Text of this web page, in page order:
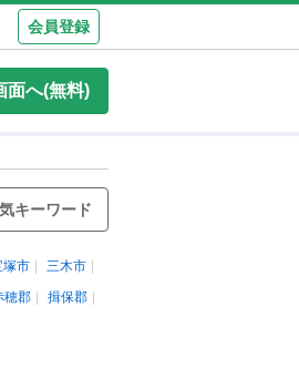
会員登録
面へ(無料)
キーワード
塚市
三木市
穂郡
揖保郡